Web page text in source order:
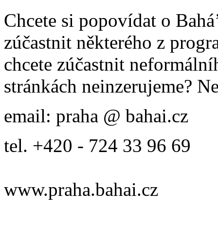
Chcete si popovídat o
zúčastnit některého z
chcete zúčastnit
stránkách neinzerujeme?
email: praha @ bahai.cz
tel. +420 - 724 33 96 69
www.praha.bahai.cz